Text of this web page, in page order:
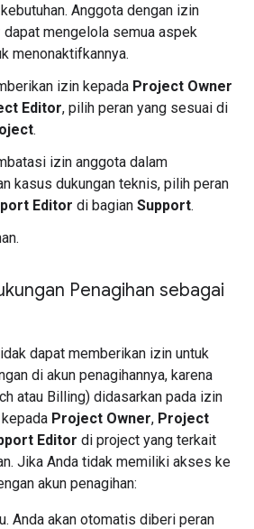
Anggota dengan izin
dapat mengelola semua aspek
menonaktifkannya.
izin kepada Project Owner
Editor, pilih peran yang sesuai di
.
izin anggota dalam
kasus dukungan teknis, pilih peran
Editor di bagian Support.
Penagihan sebagai
dapat memberikan izin untuk
di akun penagihannya, karena
atau Billing) didasarkan pada izin
Project Owner, Project
Editor di project yang terkait
Jika Anda tidak memiliki akses ke
akun penagihan:
Anda akan otomatis diberi peran